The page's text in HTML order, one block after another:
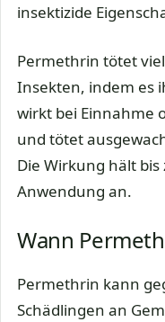
insektizide
Permethrin tötet
Insekten, indem es
wirkt bei Einnahme
und tötet
Die Wirkung hält
Anwendung an.
Wann
Permethrin kann
Schädlingen an